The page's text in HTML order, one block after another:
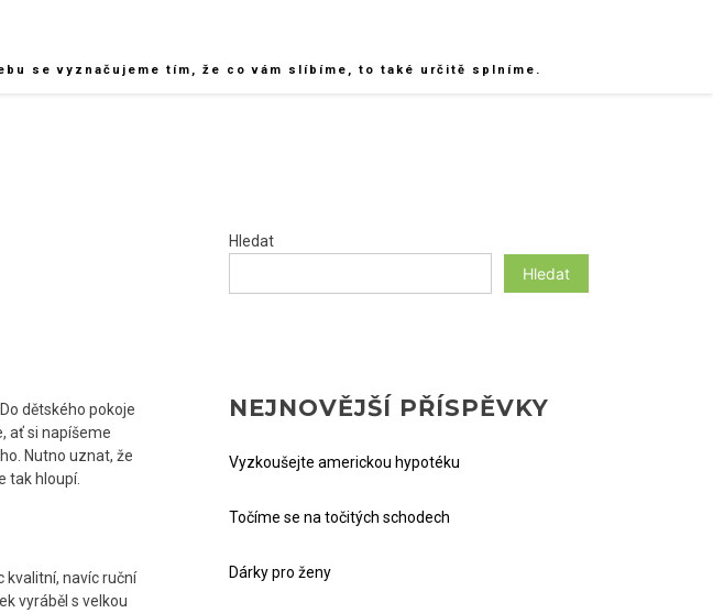
se vyznačujeme tím, že co vám slíbíme, to také určitě splníme.
dětského pokoje
ať si napíšeme
Nutno uznat, že
tak hloupí.
kvalitní, navíc ruční
vyráběl s velkou
Hledat
Hledat
NEJNOVĚJŠÍ PŘÍSPĚVKY
Vyzkoušejte americkou hypotéku
Točíme se na točitých schodech
Dárky pro ženy